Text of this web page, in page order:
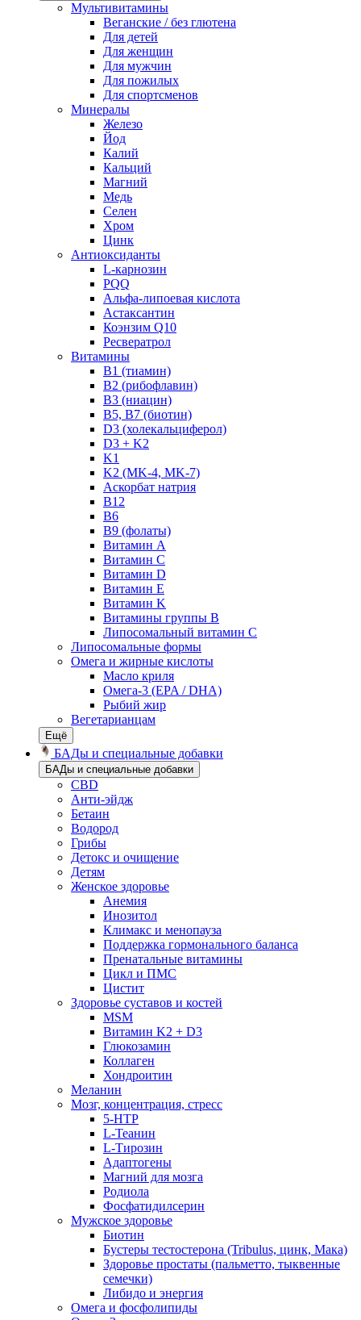
Мультивитамины
Веганские / без глютена
Для детей
Для женщин
Для мужчин
Для пожилых
Для спортсменов
Минералы
Железо
Йод
Калий
Кальций
Магний
Медь
Селен
Хром
Цинк
Антиоксиданты
L-карнозин
PQQ
Альфа-липоевая кислота
Астаксантин
Коэнзим Q10
Ресвератрол
Витамины
B1 (тиамин)
B2 (рибофлавин)
B3 (ниацин)
B5, B7 (биотин)
D3 (холекальциферол)
D3 + K2
K1
K2 (MK-4, MK-7)
Аскорбат натрия
В12
В6
В9 (фолаты)
Витамин A
Витамин C
Витамин D
Витамин E
Витамин K
Витамины группы B
Липосомальный витамин C
Липосомальные формы
Омега и жирные кислоты
Масло криля
Омега-3 (EPA / DHA)
Рыбий жир
Вегетарианцам
Ещё
БАДы и специальные добавки
БАДы и специальные добавки
CBD
Анти-эйдж
Бетаин
Водород
Грибы
Детокс и очищение
Детям
Женское здоровье
Анемия
Инозитол
Климакс и менопауза
Поддержка гормонального баланса
Пренатальные витамины
Цикл и ПМС
Цистит
Здоровье суставов и костей
MSM
Витамин K2 + D3
Глюкозамин
Коллаген
Хондроитин
Меланин
Мозг, концентрация, стресс
5-HTP
L-Теанин
L-Тирозин
Адаптогены
Магний для мозга
Родиола
Фосфатидилсерин
Мужское здоровье
Биотин
Бустеры тестостерона (Tribulus, цинк, Мака)
Здоровье простаты (пальметто, тыквенные
семечки)
Либидо и энергия
Омега и фосфолипиды